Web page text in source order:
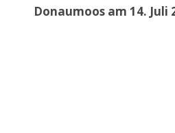
Donaumoos am 14. Juli